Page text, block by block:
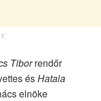
Tiborrendőr
ésHatala
elnöke